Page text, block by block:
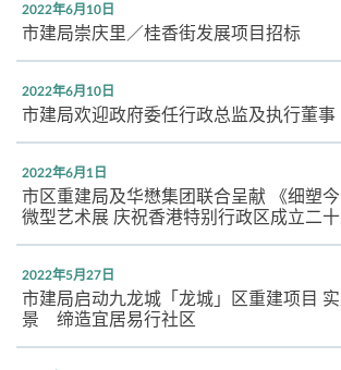
2022年6月10日
市建局崇庆里／桂香街发展项目招标
2022年6月10日
市建局欢迎政府委任行政总监及执行董事
2022年6月1日
市区重建局及华懋集团联合呈献 《细塑今
微型艺术展 庆祝香港特别行政区成立二
2022年5月27日
市建局启动九龙城「龙城」区重建项目
景 缔造宜居易行社区